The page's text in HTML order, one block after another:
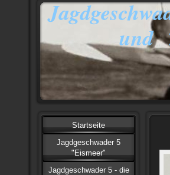
und
Startseite
Jagdgeschwader 5
"Eismeer"
Jagdgeschwader 5 - die